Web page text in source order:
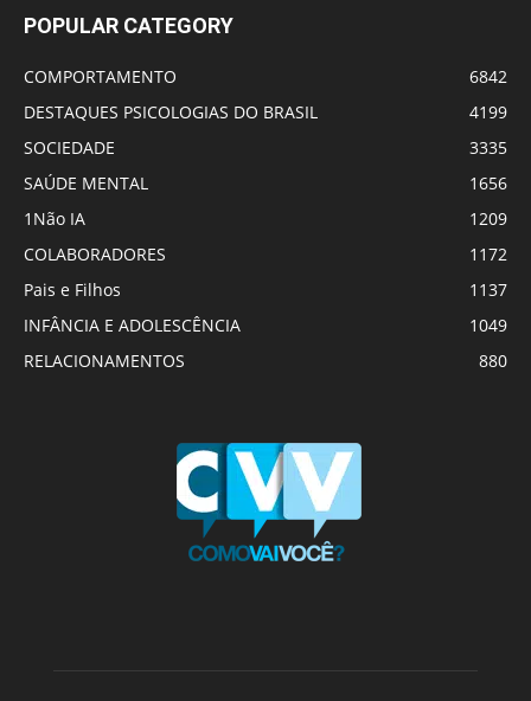
POPULAR CATEGORY
COMPORTAMENTO
6842
DESTAQUES PSICOLOGIAS DO BRASIL
4199
SOCIEDADE
3335
SAÚDE MENTAL
1656
1Não IA
1209
COLABORADORES
1172
Pais e Filhos
1137
INFÂNCIA E ADOLESCÊNCIA
1049
RELACIONAMENTOS
880